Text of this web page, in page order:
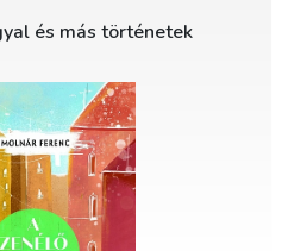
és más történetek